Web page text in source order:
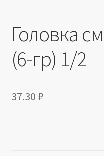
Головка
(6-гр) 1/2
37.30 ₽